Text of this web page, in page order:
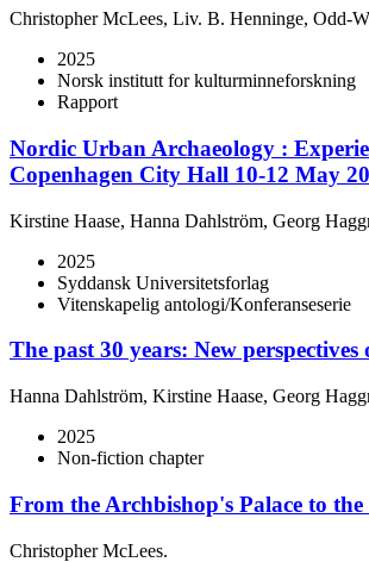
Christopher McLees, Liv. B. Henninge, Odd-
2025
Norsk institutt for kulturminneforskning
Rapport
Nordic Urban Archaeology :
Copenhagen City Hall 10-12 May
Kirstine Haase, Hanna Dahlström, Georg
2025
Syddansk Universitetsforlag
Vitenskapelig antologi/Konferanseserie
The past 30 years: New
Hanna Dahlström, Kirstine Haase, Georg
2025
Non-fiction chapter
From the Archbishop's Palace to
Christopher McLees.